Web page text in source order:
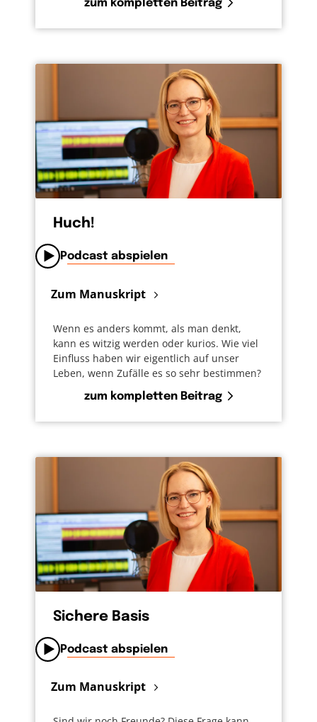
zum kompletten Beitrag
Huch!
Podcast abspielen
Zum Manuskript
Wenn es anders kommt, als man denkt,
kann es witzig werden oder kurios. Wie viel
Einfluss haben wir eigentlich auf unser
Leben, wenn Zufälle es so sehr bestimmen?
zum kompletten Beitrag
Sichere Basis
Podcast abspielen
Zum Manuskript